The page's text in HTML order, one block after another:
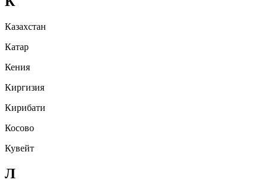
Казахстан
Катар
Кения
Киргизия
Кирибати
Косово
Кувейт
Л